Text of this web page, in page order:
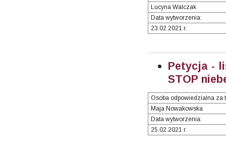
Lucyna Walczak
Data wytworzenia:
23.02.2021 r.
Petycja -
STOP
Osoba odpowiedzialna za
Maja Nowakowska
Data wytworzenia:
25.02.2021 r.